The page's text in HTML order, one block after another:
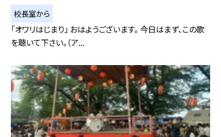
校長室から
「オワリはじまり」 おはようございます。 今日はまず、この歌
を聴いて下さい。（ア...